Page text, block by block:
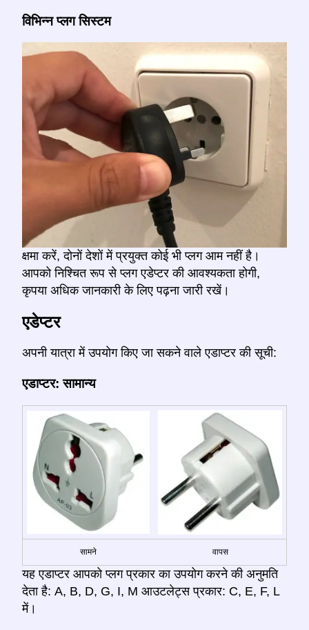
विभिन्न प्लग सिस्टम
क्षमा करें, दोनों देशों में प्रयुक्त कोई भी प्लग आम नहीं है।
आपको निश्चित रूप से प्लग एडेप्टर की आवश्यकता होगी,
कृपया अधिक जानकारी के लिए पढ़ना जारी रखें।
एडेप्टर
अपनी यात्रा में उपयोग किए जा सकने वाले एडाप्टर की सूची:
एडाप्टर: सामान्य
सामने वापस
यह एडाप्टर आपको प्लग प्रकार का उपयोग करने की अनुमति
देता है: A, B, D, G, I, M आउटलेट्स प्रकार: C, E, F, L
में।